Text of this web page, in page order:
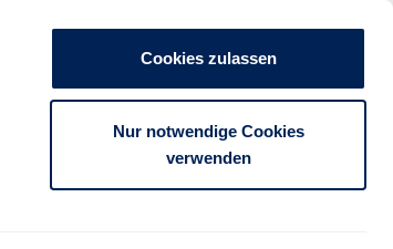
Cookies zulassen
Nur notwendige Cookies
verwenden
Unternehmen Presse Kontakt
FÜR PARTNER FÜR KUNDEN